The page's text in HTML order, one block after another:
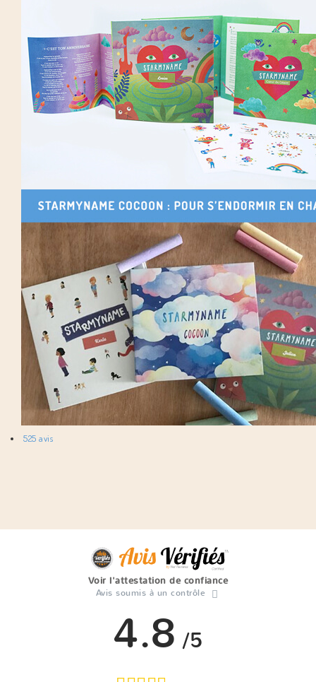
525 avis
Voir l'attestation de confiance
Avis soumis à un contrôle
4.8 /5